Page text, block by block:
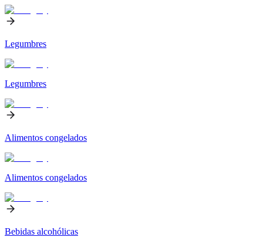
Legumbres
Legumbres
Alimentos congelados
Alimentos congelados
Bebidas alcohólicas